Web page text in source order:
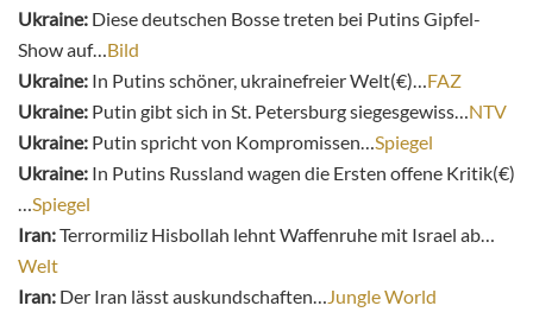
Ukraine: Diese deutschen Bosse treten bei Putins Gipfel-
Show auf… Bild
Ukraine: In Putins schöner, ukrainefreier Welt(€)… FAZ
Ukraine: Putin gibt sich in St. Petersburg siegesgewiss… NTV
Ukraine: Putin spricht von Kompromissen… Spiegel
Ukraine: In Putins Russland wagen die Ersten offene Kritik(€)
Spiegel
Iran:Terrormiliz Hisbollah lehnt Waffenruhe mit Israel ab…
Welt
Iran: Der Iran lässt auskundschaften…
Jungle World